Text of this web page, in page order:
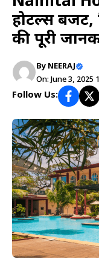
होटल्स बजट,
की पूरी
By NEERAJ
On: June 3, 2025
Follow Us: